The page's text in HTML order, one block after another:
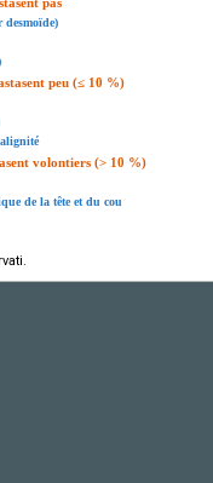
desmoïde)
peu (≤ 10 %)
volontiers (> 10 %)
de la tête et du cou